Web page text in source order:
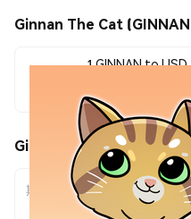
Ginnan The Cat
1 GINNAN to USD
$0.0<sub>7</
Ginnan The Cat
期間 金額変